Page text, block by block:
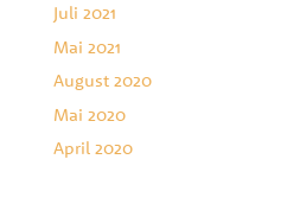
Juli 2021
Mai 2021
August 2020
Mai 2020
April 2020